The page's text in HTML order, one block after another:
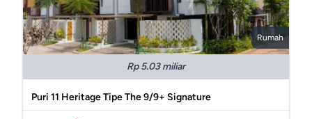
Rumah
Rp 5.03 miliar
Puri 11 Heritage Tipe The 9/9+ Signature